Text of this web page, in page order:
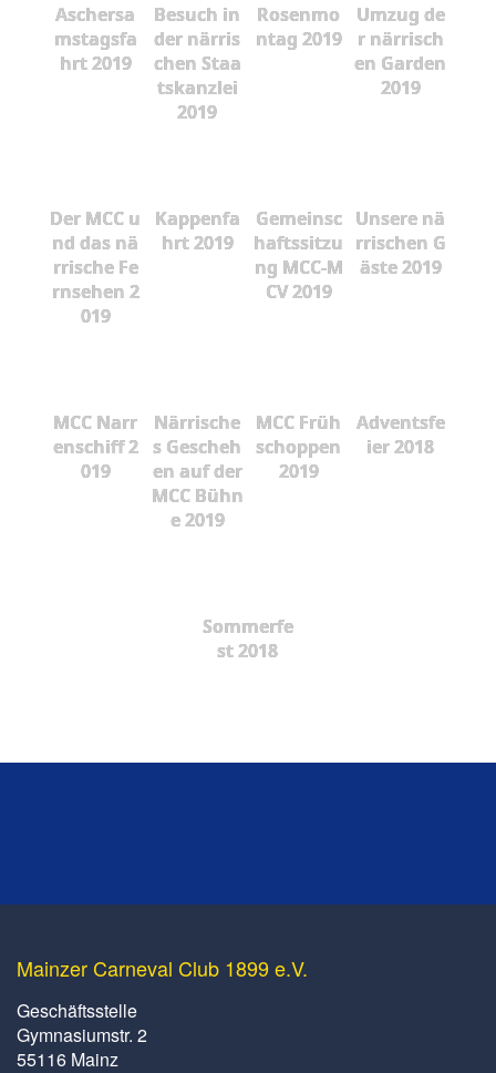
Aschersa
mstagsfa
hrt 2019
Besuch in
der närris
chen Staa
tskanzlei
2019
Rosenmo
ntag 2019
Umzug de
r närrisch
en Garden
2019
Der MCC u
nd das nä
rrische Fe
rnsehen 2
019
Kappenfa
hrt 2019
Gemeinsc
haftssitzu
ng MCC-M
CV 2019
Unsere nä
rrischen G
äste 2019
MCC Narr
enschiff 2
019
Närrische
s Gescheh
en auf der
MCC Bühn
e 2019
MCC Früh
schoppen
2019
Adventsfe
ier 2018
Sommerfe
st 2018
Mainzer Carneval Club 1899 e.V.
Geschäftsstelle
Gymnasiumstr. 2
55116 Mainz